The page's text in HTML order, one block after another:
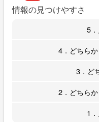
情報の見つけやすさ
5
4．どちら
3．ど
2．どちら
1